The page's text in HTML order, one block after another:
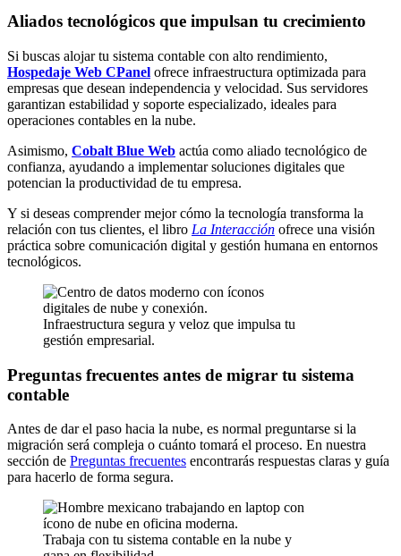
Aliados tecnológicos que impulsan tu crecimiento
Si buscas alojar tu sistema contable con alto rendimiento,
Hospedaje Web CPanel ofrece infraestructura optimizada para
empresas que desean independencia y velocidad. Sus servidores
garantizan estabilidad y soporte especializado, ideales para
operaciones contables en la nube.
Asimismo, Cobalt Blue Web actúa como aliado tecnológico de
confianza, ayudando a implementar soluciones digitales que
potencian la productividad de tu empresa.
Y si deseas comprender mejor cómo la tecnología transforma la
relación con tus clientes, el libro La Interacción ofrece una visión
práctica sobre comunicación digital y gestión humana en entornos
tecnológicos.
Infraestructura segura y veloz que impulsa tu
gestión empresarial.
Preguntas frecuentes antes de migrar tu sistema
contable
Antes de dar el paso hacia la nube, es normal preguntarse si la
migración será compleja o cuánto tomará el proceso. En nuestra
sección de Preguntas frecuentes encontrarás respuestas claras y guía
para hacerlo de forma segura.
Trabaja con tu sistema contable en la nube y